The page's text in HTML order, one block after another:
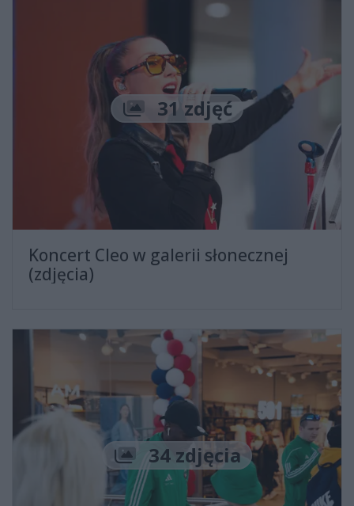
Liczba zdjęć
31 zdjęć
Koncert Cleo w galerii słonecznej
(zdjęcia)
Liczba zdjęć
34 zdjęcia